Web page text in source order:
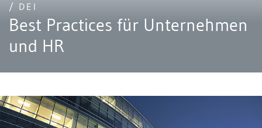
/ DEI
Best Practices für Unternehmen
und HR